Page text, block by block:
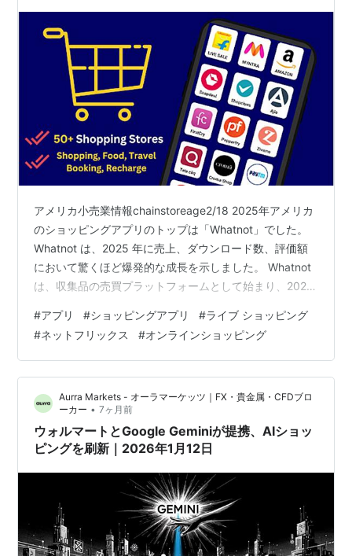
アメリカ小売業情報chainstoreage2/18 2025年アメリカ
のショッピングアプリのトップは「Whatnot」でした。
Whatnot は、2025 年に売上、ダウンロード数、評価額
において驚くほど爆発的な成長を示しました。 Whatnot
は、収集品の売買プラットフォームとして始まり、2025
に拡大したライブ ショッピング アプリ・動画のライブ配
信を見ながら、その場で商品を購入できるアプリ、
MobiLoud によって 2025 年のトップ 25 ショッピング
アプリの中で第 1 位にランクされました。 調査による
と、このアプ…
#アプリ #ショッピングアプリ #ライブ ショッピング
#ネットフリックス #オンラインショッピング​
Aurra Markets - オーラマーケッツ｜FX・貴金属・CFDブロ
ーカー • 7ヶ月前
ウォルマートとGoogle Geminiが提携、AIショッ
ピングを刷新｜2026年1月12日